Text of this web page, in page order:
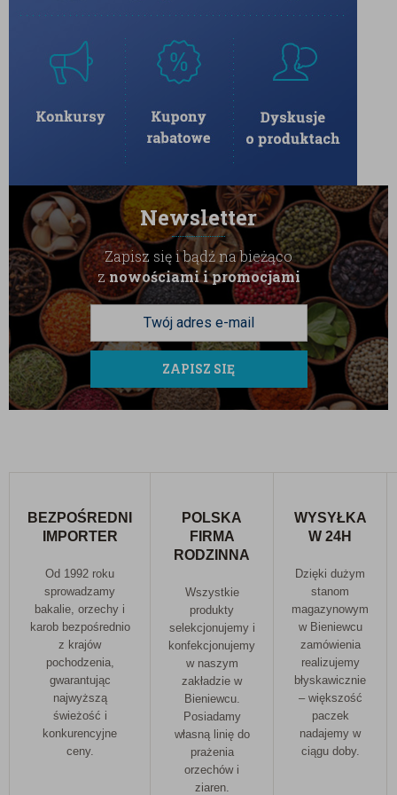
potrzebujesz natychmiastowej dawki energii.
Poszukiwacze nowych doznań smakowych docenią naszą ofertę
kaw smakowych. Od delikatnej wanilii po intensywną czekoladę,
nasze kawy smakowe to doskonały sposób na urozmaicenie
codziennych rytuałów kawowych. Dzięki nim każda filiżanka kawy
staje się wyjątkowym przeżyciem.
Kawy w saszetkach
Jeśli cenisz sobie wygodę i precyzję w przygotowywaniu kawy,
wybierz kawy w saszetkach. Idealne do biura, na wyjazdy czy do
domu, zapewniają szybkie i łatwe przygotowanie ulubionego
napoju, bez potrzeby odmierzenia porcji kawy.
Dlaczego warto wybrać kawy z BadaPak.pl?
Różnorodność– szeroki wybór rodzajów i smaków kaw,
aby każdy mógł znaleźć coś dla siebie.
Świeżość
– gwarantujemy świeżość naszych produktów,
abyś mógł cieszyć się pełnią smaku i aromatu.
Konkurencyjne ceny
– oferujemy atrakcyjne ceny i
promocje, dzięki czemu nasze kawy są dostępne dla
każdego.
Jak wybrać idealną kawę?
Wybór idealnej kawy zależy od indywidualnych preferencji
smakowych oraz sposobu przygotowania. Oto kilka wskazówek,
Newsletter
Zapisz się i bądź na bieżąco
znowościami i promocjami
ZAPISZ SIĘ
BEZPOŚREDNI
IMPORTER
Od 1992 roku
sprowadzamy
bakalie, orzechy i
karob bezpośrednio
z krajów
pochodzenia,
gwarantując
najwyższą
świeżość i
konkurencyjne
ceny.
POLSKA
FIRMA
RODZINNA
Wszystkie
produkty
selekcjonujemy i
konfekcjonujemy
w naszym
zakładzie w
Bieniewcu.
Posiadamy
własną linię do
prażenia
orzechów i
ziaren.
WYSYŁKA
W 24H
Dzięki dużym
stanom
magazynowym
w Bieniewcu
zamówienia
realizujemy
błyskawicznie
– większość
paczek
nadajemy w
ciągu doby.